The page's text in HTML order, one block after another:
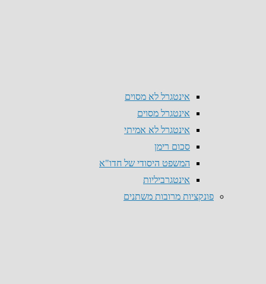
אינטגרל לא מסוים
אינטגרל מסוים
אינטגרל לא אמיתי
סכום רימן
המשפט היסודי של חדו"א
אינטגרביליות
פונקציות מרובות משתנים